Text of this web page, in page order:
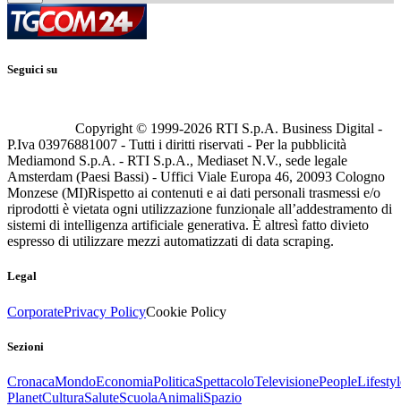
Seguici su
Copyright © 1999-2026 RTI S.p.A. Business Digital -
P.Iva 03976881007 - Tutti i diritti riservati - Per la pubblicità
Mediamond S.p.A. - RTI S.p.A., Mediaset N.V., sede legale
Amsterdam (Paesi Bassi) - Uffici Viale Europa 46, 20093 Cologno
Monzese (MI)Rispetto ai contenuti e ai dati personali trasmessi e/o
riprodotti è vietata ogni utilizzazione funzionale all’addestramento di
sistemi di intelligenza artificiale generativa. È altresì fatto divieto
espresso di utilizzare mezzi automatizzati di data scraping.
Legal
CorporatePrivacy PolicyCookie Policy
Sezioni
CronacaMondoEconomiaPoliticaSpettacoloTelevisionePeople
PlanetCulturaSaluteScuolaAnimaliSpazio